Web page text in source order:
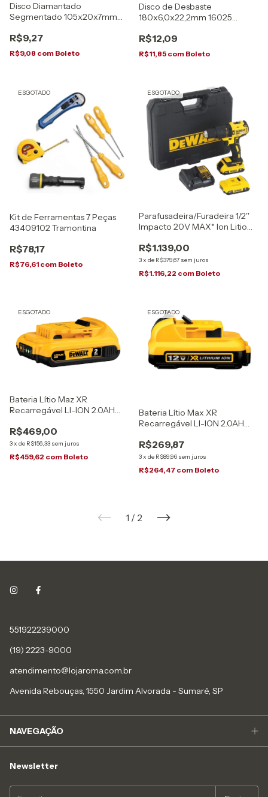
Disco Diamantado
Segmentado 105x20x7mm
R$9,27
R$9,08 com Boleto
Disco de Desbaste
180x6,0x22,2mm 16025
R$12,09
R$11,85 com Boleto
ESGOTADO
Kit de Ferramentas 7 Peças
43409102 Tramontina
R$78,17
R$76,61 com Boleto
ESGOTADO
Parafusadeira/Furadeira 1/2''
Impacto 20V MAX* Ion Litio
R$1.139,00
3x de R$379,67 sem juros
R$1.116,22 com Boleto
ESGOTADO
Bateria Lítio Maz XR
Recarregável LI-ION 2.0AH
R$469,00
3x de R$156,33 sem juros
R$459,62 com Boleto
ESGOTADO
Bateria Lítio Max XR
Recarregável LI-ION 2.0AH
R$269,87
3x de R$89,96 sem juros
R$264,47 com Boleto
1 / 2
551922239000
(19) 2223-9000
atendimento@lojaroma.com.br
Avenida Rebouças, 1550 Jardim Alvorada - Sumaré, SP
NAVEGAÇÃO
Newsletter